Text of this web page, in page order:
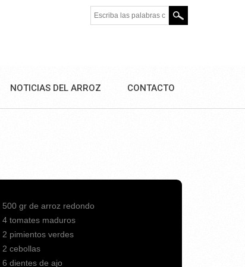
Escriba las palabras clave.
NOTICIAS DEL ARROZ CONTACTO
500 gr de arroz redondo
4 tomates maduros
2 pimientos verdes
2 cebollas
6 dientes de ajo